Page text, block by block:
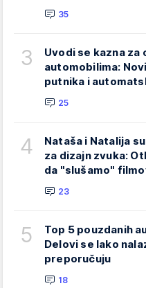
35
3
Uvodi se kazna za
automobilima:
putnika i
25
4
Nataša i Natalija
za dizajn zvuka:
da "slušamo"
23
5
Top 5 pouzdanih
Delovi se lako
preporučuju
18